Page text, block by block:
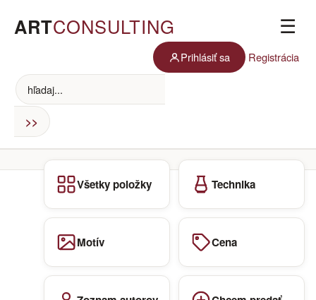
ARTCONSULTING ☰
Prihlásiť sa Registrácia
Všetky položky Technika
Motív Cena